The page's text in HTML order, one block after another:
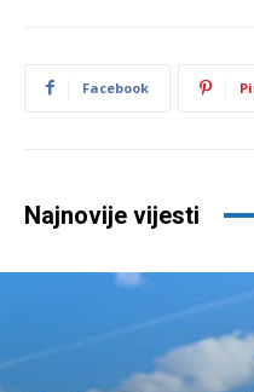
Facebook
Najnovije vijesti